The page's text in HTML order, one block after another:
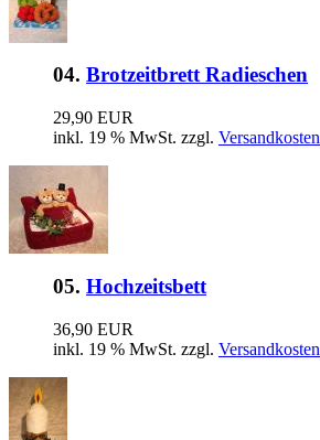
04. Brotzeitbrett Radieschen
29,90 EUR
inkl. 19 % MwSt. zzgl. Versandkosten
05. Hochzeitsbett
36,90 EUR
inkl. 19 % MwSt. zzgl. Versandkosten